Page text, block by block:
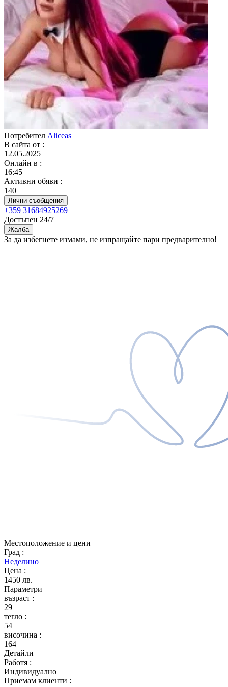
Потребител Aliceas
В сайта от :
12.05.2025
Онлайн в :
16:45
Активни обяви :
140
Лични съобщения
+359 31684925269
Достъпен 24/7
Жалба
За да избегнете измами, не изпращайте пари предварително!
Местоположение и цени
Град :
Неделино
Цена :
1450 лв.
Параметри
възраст :
29
тегло :
54
височина :
164
Детайли
Работя :
Индивидуално
Приемам клиенти :